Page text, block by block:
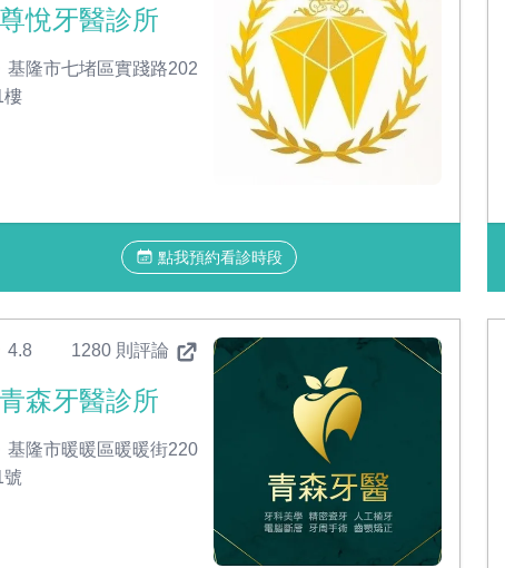
尊悅牙醫診所
基隆市七堵區實踐路202
樓
點我預約看診時段
4.8 1280 則評論
青森牙醫診所
基隆市暖暖區暖暖街220
號